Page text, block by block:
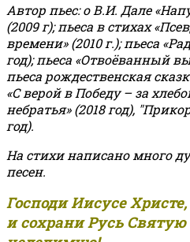
Автор пьес: о В.И. Дале
(2009 г); пьеса в стихах
времени» (2010 г.); пьеса
год); пьеса «Отвоёванный
пьеса рождественская
«С верой в Победу – за
небратья» (2018 год),
год).
На стихи написано много
песен.
Господи Иисусе
и сохрани Русь